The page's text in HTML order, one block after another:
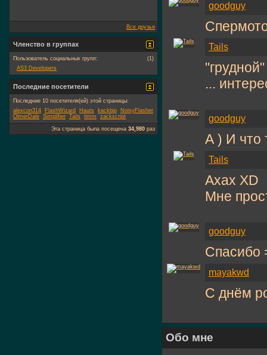
goodguy
Tails
...
goodguy
А ) И что
Tails
Ахах XD
Мне
goodguy
Спасибо
mayakwd
С днём
Обо мне
Все друзья
Членство в группах
(1)
Пользователь социальных групп:
AS3 Developers
Последние посетители
Последние 10 посетителя(ей) этой страницы:
alexcon314
FlashWizard Hauts kackbip
NoisyFlasher
OlmerDale Simplifier Tails timm zackscript
Эта страница была посещена 34,980 раз